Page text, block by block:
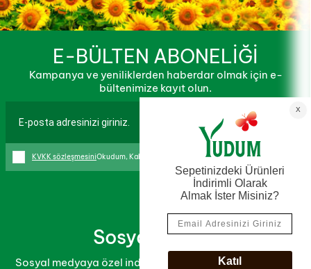
E-BÜLTEN ABONELİĞİ
Kampanya ve yeniliklerden haberdar olmak için e-
bültenimize kayıt olun.
KVKK sözleşmesiniOkudum, Kabul Ediyorum.
Sosyal Medya
Sosyal medyaya özel indirim ve kampanyalardan ilk sen